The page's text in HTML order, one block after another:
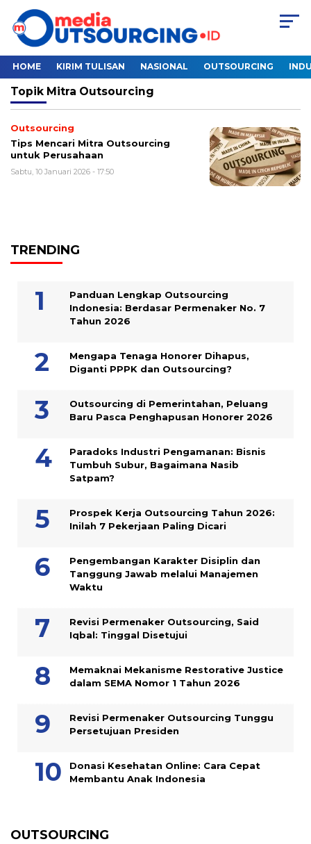
HOME KIRIM TULISAN NASIONAL OUTSOURCING
Topik Mitra Outsourcing
Outsourcing
Tips Mencari Mitra Outsourcing
untuk Perusahaan
Sabtu, 10 Januari 2026 - 17:50
TRENDING
Panduan Lengkap Outsourcing
Indonesia: Berdasar Permenaker No. 7
Tahun 2026
Mengapa Tenaga Honorer Dihapus,
Diganti PPPK dan Outsourcing?
Outsourcing di Pemerintahan, Peluang
Baru Pasca Penghapusan Honorer 2026
Paradoks Industri Pengamanan: Bisnis
Tumbuh Subur, Bagaimana Nasib
Satpam?
Prospek Kerja Outsourcing Tahun 2026:
Inilah 7 Pekerjaan Paling Dicari
Pengembangan Karakter Disiplin dan
Tanggung Jawab melalui Manajemen
Waktu
Revisi Permenaker Outsourcing, Said
Iqbal: Tinggal Disetujui
Memaknai Mekanisme Restorative Justice
dalam SEMA Nomor 1 Tahun 2026
Revisi Permenaker Outsourcing Tunggu
Persetujuan Presiden
Donasi Kesehatan Online: Cara Cepat
Membantu Anak Indonesia
OUTSOURCING